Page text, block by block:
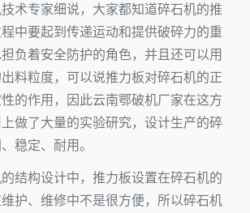
术专家细说，大家都知道碎石机的推
中要起到传递运动和提供破碎力的重
负着安全防护的角色，并且还可以用
料粒度，可以说推力板对碎石机的正
的作用，因此云南鄂破机厂家在这方
做了大量的实验研究，设计生产的碎
稳定、耐用。
结构设计中，推力板设置在碎石机的
护、维修中不是很方便，所以碎石机